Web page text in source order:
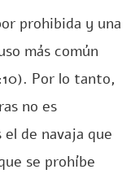
prohibida y una
más común
Por lo tanto,
no es
de navaja que
se prohíbe